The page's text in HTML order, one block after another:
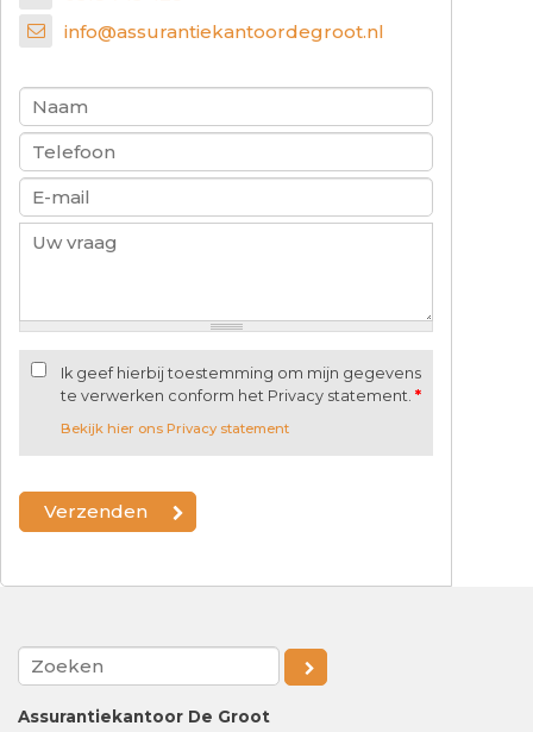
info@assurantiekantoordegroot.nl
Ik geef hierbij toestemming om mijn gegevens
te verwerken conform het Privacy statement. *
Bekijk hier ons Privacy statement
Assurantiekantoor De Groot